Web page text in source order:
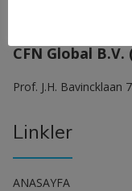
CFN Global
Prof. J.H. Bavincklaan
Linkler
ANASAYFA